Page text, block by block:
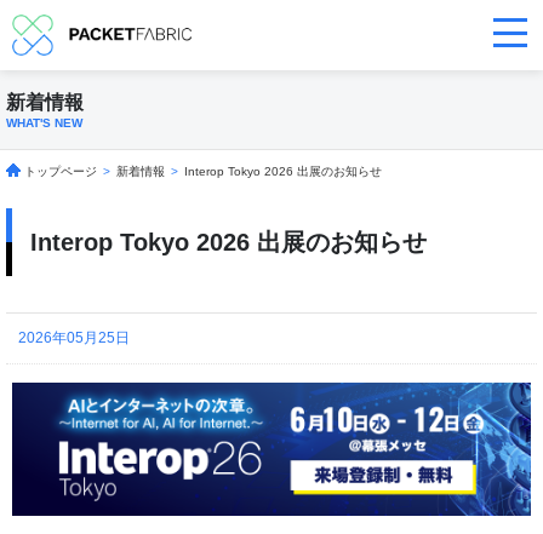
新着情報
WHAT'S NEW
トップページ > 新着情報 > Interop Tokyo 2026 出展のお知らせ
Interop Tokyo 2026 出展のお知らせ
2026年05月25日